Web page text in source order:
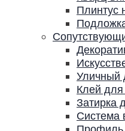
Плинтус
Уличный
Клей для
Затирка
Система